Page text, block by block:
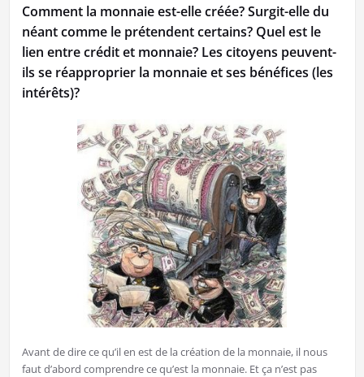
Comment la monnaie est-elle créée? Surgit-elle du
néant comme le prétendent certains? Quel est le
lien entre crédit et monnaie? Les citoyens peuvent-
ils se réapproprier la monnaie et ses bénéfices (les
intérêts)?
Avant de dire ce qu’il en est de la création de la monnaie, il nous
faut d’abord comprendre ce qu’est la monnaie. Et ça n’est pas